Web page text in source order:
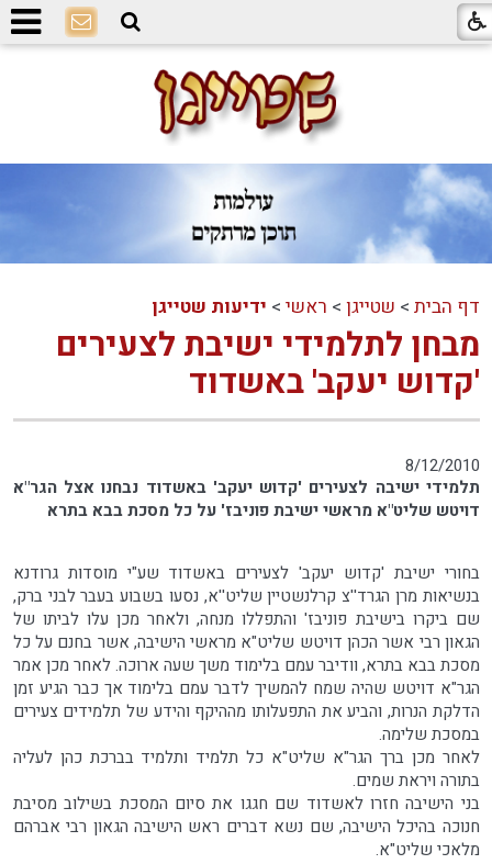
דף הבית > שטייגן > ראשי > ידיעות שטייגן
מבחן לתלמידי ישיבת לצעירים
'קדוש יעקב' באשדוד
8/12/2010
תלמידי ישיבה לצעירים 'קדוש יעקב' באשדוד נבחנו אצל הגר"א
דויטש שליט"א מראשי ישיבת פוניבז' על כל מסכת בבא בתרא
בחורי ישיבת 'קדוש יעקב' לצעירים באשדוד שע"י מוסדות גרודנא
בנשיאות מרן הגרד''צ קרלנשטיין שליט''א, נסעו בשבוע בעבר לבני ברק,
שם ביקרו בישיבת פוניבז' והתפללו מנחה, ולאחר מכן עלו לביתו של
הגאון רבי אשר הכהן דויטש שליט"א מראשי הישיבה, אשר בחנם על כל
מסכת בבא בתרא, וודיבר עמם בלימוד משך שעה ארוכה. לאחר מכן אמר
הגר"א דויטש שהיה שמח להמשיך לדבר עמם בלימוד אך כבר הגיע זמן
הדלקת הנרות, והביע את התפעלותו מההיקף והידע של תלמידים צעירים
במסכת שלימה.
לאחר מכן ברך הגר"א שליט"א כל תלמיד ותלמיד בברכת כהן לעליה
בתורה ויראת שמים.
בני הישיבה חזרו לאשדוד שם חגגו את סיום המסכת בשילוב מסיבת
חנוכה בהיכל הישיבה, שם נשא דברים ראש הישיבה הגאון רבי אברהם
מלאכי שליט"א.